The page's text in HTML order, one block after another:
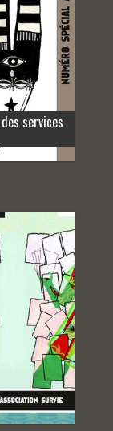
services